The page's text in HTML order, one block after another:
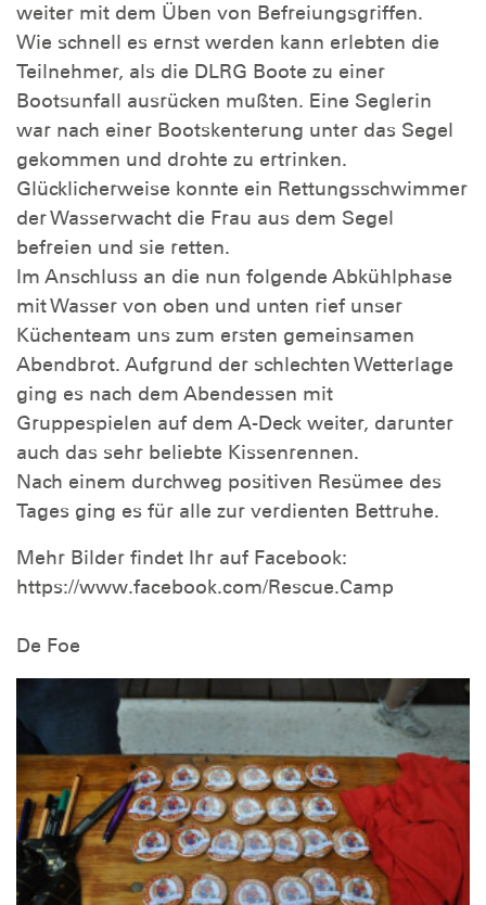
weiter mit dem Üben von Befreiungsgriffen.
Wie schnell es ernst werden kann erlebten die
Teilnehmer, als die DLRG Boote zu einer
Bootsunfall ausrücken mußten. Eine Seglerin
war nach einer Bootskenterung unter das Segel
gekommen und drohte zu ertrinken.
Glücklicherweise konnte ein Rettungsschwimmer
der Wasserwacht die Frau aus dem Segel
befreien und sie retten.
Im Anschluss an die nun folgende Abkühlphase
mit Wasser von oben und unten rief unser
Küchenteam uns zum ersten gemeinsamen
Abendbrot. Aufgrund der schlechten Wetterlage
ging es nach dem Abendessen mit
Gruppespielen auf dem A-Deck weiter, darunter
auch das sehr beliebte Kissenrennen.
Nach einem durchweg positiven Resümee des
Tages ging es für alle zur verdienten Bettruhe.
Mehr Bilder findet Ihr auf Facebook:
https://www.facebook.com/Rescue.Camp
De Foe